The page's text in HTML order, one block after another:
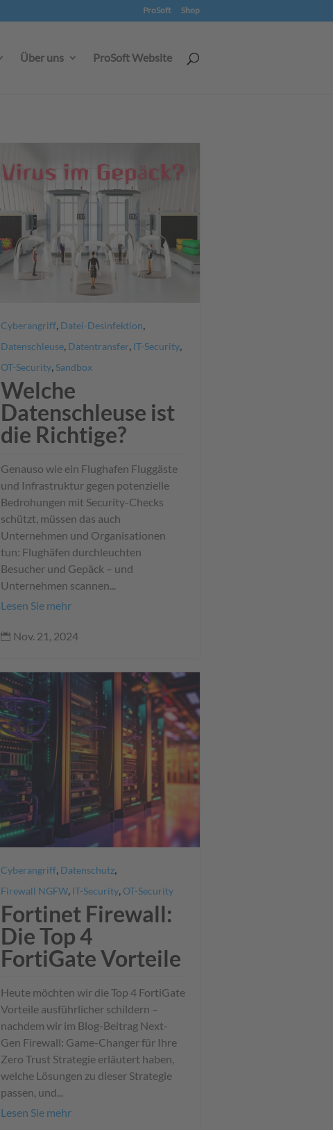
ProSoft Shop
Über uns ProSoft Website
Cyberangriff, Datei-Desinfektion,
Datenschleuse, Datentransfer, IT-Security,
OT-Security, Sandbox
Welche
Datenschleuse ist
die Richtige?
Genauso wie ein Flughafen Fluggäste
und Infrastruktur gegen potenzielle
Bedrohungen mit Security-Checks
schützt, müssen das auch
Unternehmen und Organisationen
tun: Flughäfen durchleuchten
Besucher und Gepäck – und
Unternehmen scannen...
Lesen Sie mehr
 Nov. 21, 2024
Cyberangriff, Datenschutz,
Firewall NGFW, IT-Security, OT-Security
Fortinet Firewall:
Die Top 4
FortiGate Vorteile
Heute möchten wir die Top 4 FortiGate
Vorteile ausführlicher schildern –
nachdem wir im Blog-Beitrag Next-
Gen Firewall: Game-Changer für Ihre
Zero Trust Strategie erläutert haben,
welche Lösungen zu dieser Strategie
passen, und...
Lesen Sie mehr